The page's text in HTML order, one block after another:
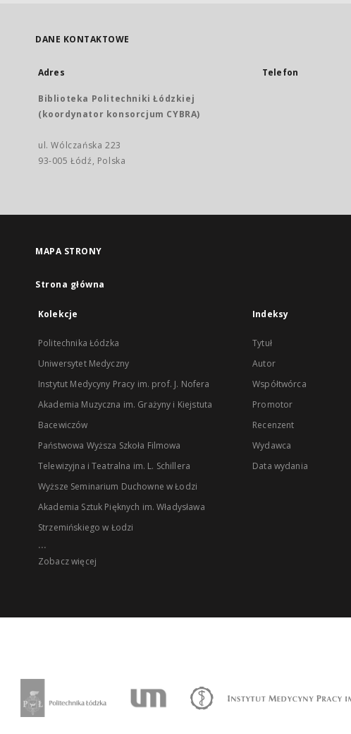
DANE KONTAKTOWE
Adres
Biblioteka Politechniki Łódzkiej
(koordynator konsorcjum CYBRA)
ul. Wólczańska 223
93-005 Łódź, Polska
Telefon
MAPA STRONY
Strona główna
Kolekcje
Politechnika Łódzka
Uniwersytet Medyczny
Instytut Medycyny Pracy im. prof. J. Nofera
Akademia Muzyczna im. Grażyny i Kiejstuta
Bacewiczów
Państwowa Wyższa Szkoła Filmowa
Telewizyjna i Teatralna im. L. Schillera
Wyższe Seminarium Duchowne w Łodzi
Akademia Sztuk Pięknych im. Władysława
Strzemińskiego w Łodzi
...
Zobacz więcej
Indeksy
Tytuł
Autor
Współtwórca
Promotor
Recenzent
Wydawca
Data wydania